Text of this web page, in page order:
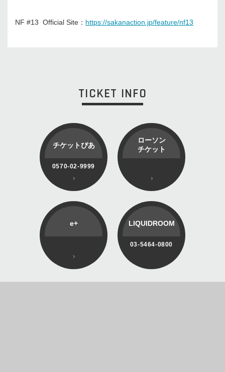
NF #13 Official Site： https://sakanaction.jp/feature/nf13
TICKET INFO
チケットぴあ
0570-02-9999
ローソン
チケット
e+ LIQUIDROOM
03-5464-0800